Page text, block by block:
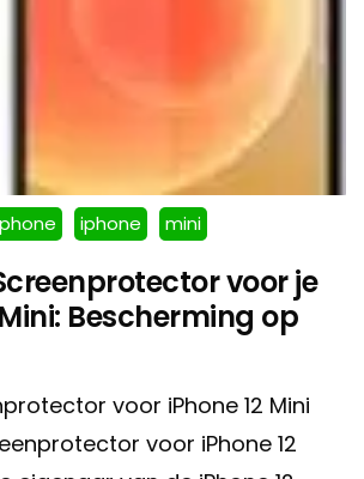
iphone mini
voor je
Bescherming op
voor iPhone 12 Mini
voor iPhone 12